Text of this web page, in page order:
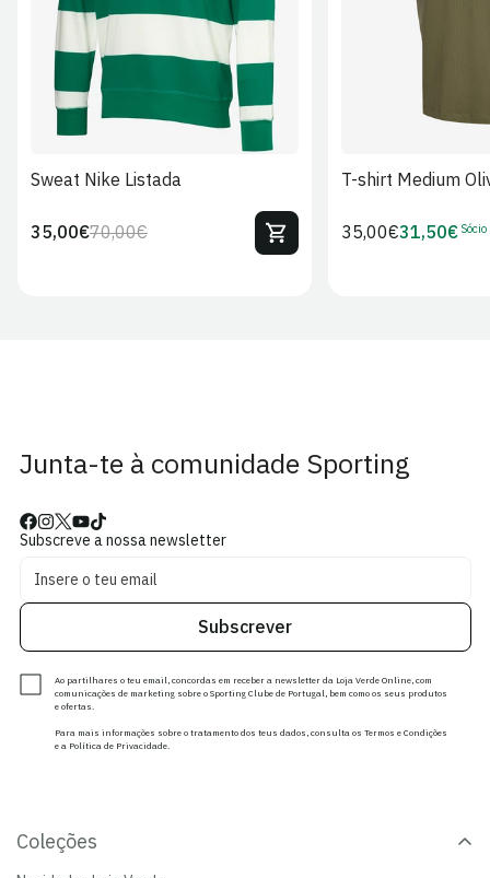
Sweat Nike Listada
Preço
70,00€Preço
35,00€
T-shirt Medium
Preço
35,00€Preço
31,50€ Sócio
Junta-te à comunidade Sporting
Subscreve a nossa newsletter
Subscrever
Ao partilhares o teu email, concordas em receber a newsletter da Loja Verde Online, com
comunicações de marketing sobre o Sporting Clube de Portugal, bem como os seus produtos
e ofertas.
Para mais informações sobre o tratamento dos teus dados, consulta os Termos e Condições
e a Política de Privacidade.
Coleções